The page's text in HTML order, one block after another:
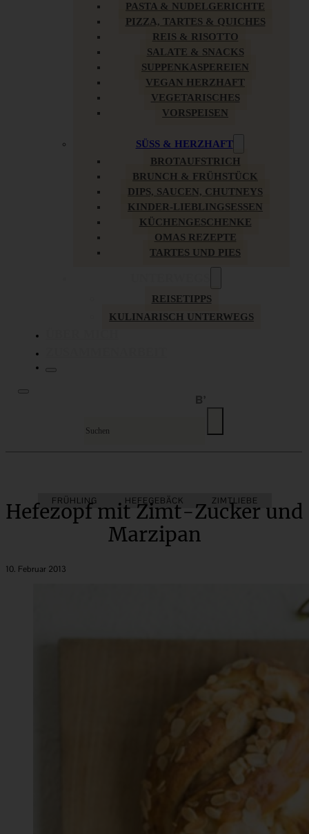
PASTA & NUDELGERICHTE
PIZZA, TARTES & QUICHES
REIS & RISOTTO
SALATE & SNACKS
SUPPENKASPEREIEN
VEGAN HERZHAFT
VEGETARISCHES
VORSPEISEN
SÜSS & HERZHAFT
BROTAUFSTRICH
BRUNCH & FRÜHSTÜCK
DIPS, SAUCEN, CHUTNEYS
KINDER-LIEBLINGSESSEN
KÜCHENGESCHENKE
OMAS REZEPTE
TARTES UND PIES
REISETIPPS
KULINARISCH UNTERWEGS
FRÜHLING HEFEGEBÄCK ZIMTLIEBE
Hefezopf mit Zimt-Zucker und
Marzipan
10. Februar 2013